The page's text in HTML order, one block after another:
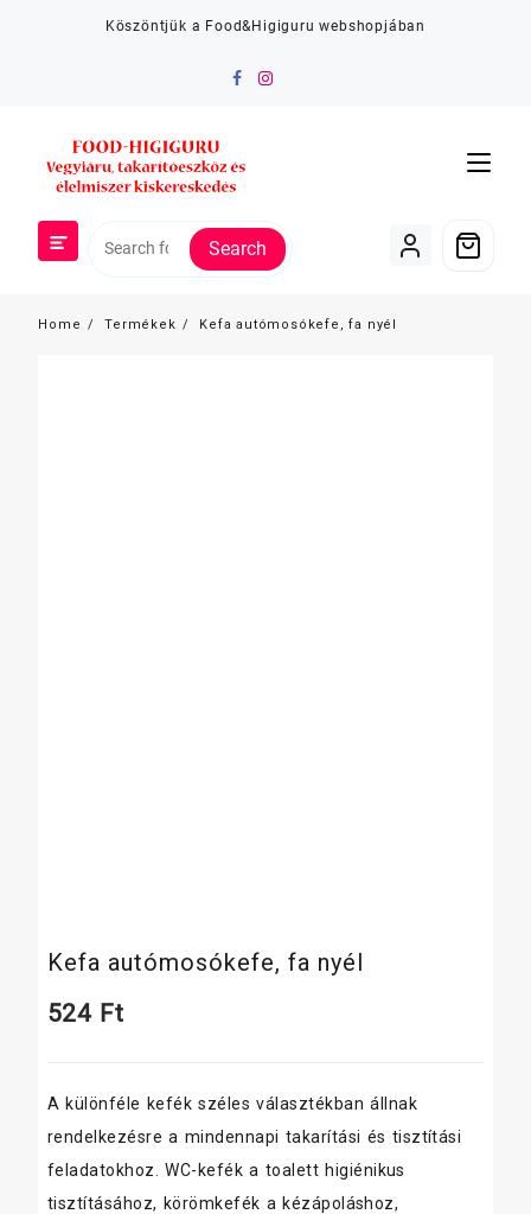
Köszöntjük a Food&Higiguru webshopjában
Search
Home Termékek Kefa autómosókefe, fa nyél
Kefa autómosókefe, fa nyél
524 Ft
A különféle kefék széles választékban állnak
rendelkezésre a mindennapi takarítási és tisztítási
feladatokhoz. WC-kefék a toalett higiénikus
tisztításához, körömkefék a kézápoláshoz,